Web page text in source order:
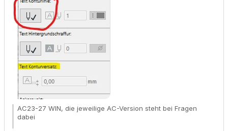
AC23-27 WIN, die jeweilige AC-Version steht bei Fragen
dabei